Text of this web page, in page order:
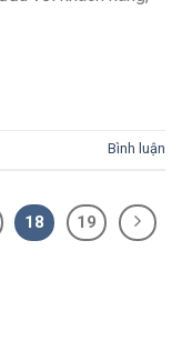
Bình luận
18 19